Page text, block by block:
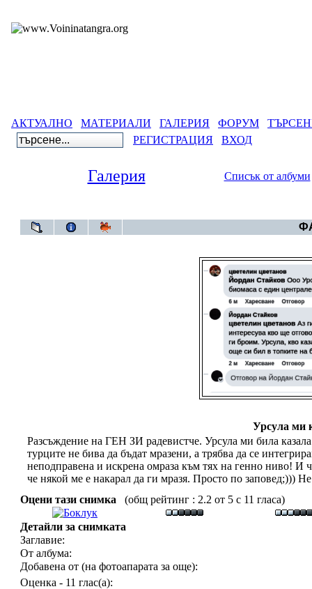
АКТУАЛНО МАТЕРИАЛИ ГАЛЕРИЯ ФОРУМ
РЕГИСТРАЦИЯ
ВХОД
Галерия Списък от албуми
Урсула ми
Разсъждение на ГЕН ЗИ радевистче. Урсула ми била
турците не бива да бъдат мразени, а трябва да се
неподправена и искрена омраза към тях на генно ниво! И
че някой ме е накарал да ги мразя. Просто по заповед;)))
Оцени тази снимка
(общ рейтинг : 2.2 от 5 с 11 гласа)
Детайли за снимката
Заглавие:
От албума:
Добавена от (на фотоапарата за още):
Оценка - 11 глас(а):